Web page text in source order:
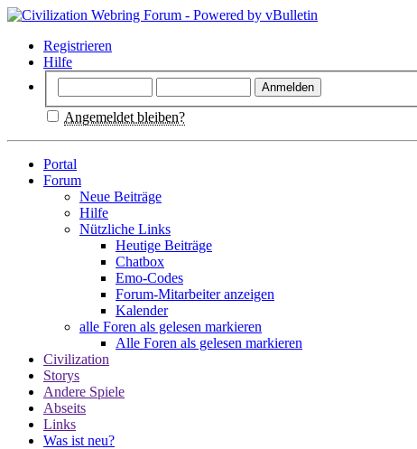
Registrieren
Hilfe
Angemeldet bleiben?
Portal
Forum
Neue Beiträge
Hilfe
Nützliche Links
Heutige Beiträge
Chatbox
Emo-Codes
Forum-Mitarbeiter anzeigen
Kalender
alle Foren als gelesen markieren
Alle Foren als gelesen markieren
Civilization
Storys
Andere Spiele
Abseits
Links
Was ist neu?